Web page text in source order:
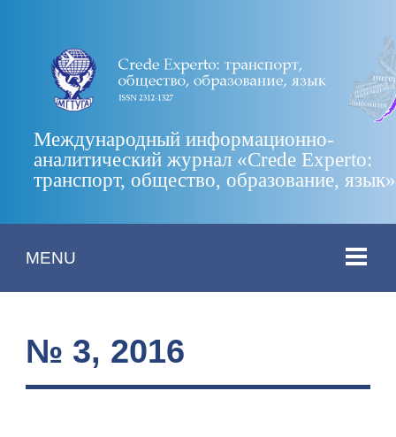
Международный информационно-
аналитический журнал «Crede Experto:
транспорт, общество, образование, язык»
MENU
№ 3, 2016